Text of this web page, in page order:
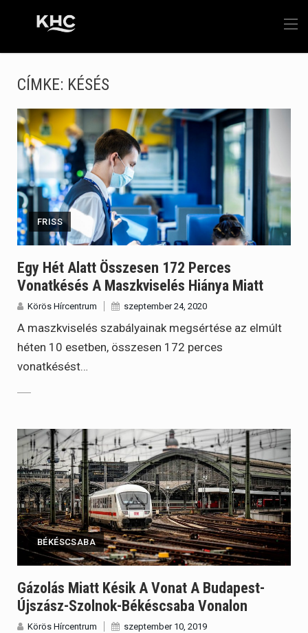
CÍMKE: KÉSÉS
FRISS
Egy Hét Alatt Összesen 172 Perces
Vonatkésés A Maszkviselés Hiánya Miatt
Körös Hírcentrum szeptember 24, 2020
A maszkviselés szabályainak megsértése az elmúlt
héten 10 esetben, összesen 172 perces
vonatkésést…
BÉKÉSCSABA
Gázolás Miatt Késik A Vonat A Budapest-
Újszász-Szolnok-Békéscsaba Vonalon
Körös Hírcentrum szeptember 10, 2019